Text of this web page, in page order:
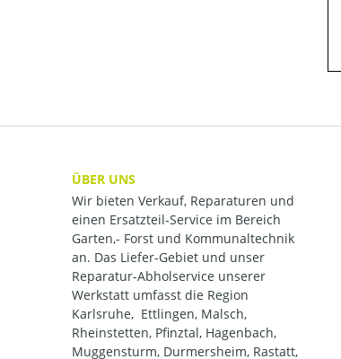
ÜBER UNS
Wir bieten Verkauf, Reparaturen und
einen Ersatzteil-Service im Bereich
Garten,- Forst und Kommunaltechnik
an. Das Liefer-Gebiet und unser
Reparatur-Abholservice unserer
Werkstatt umfasst die Region
Karlsruhe, Ettlingen, Malsch,
Rheinstetten, Pfinztal, Hagenbach,
Muggensturm, Durmersheim, Rastatt,